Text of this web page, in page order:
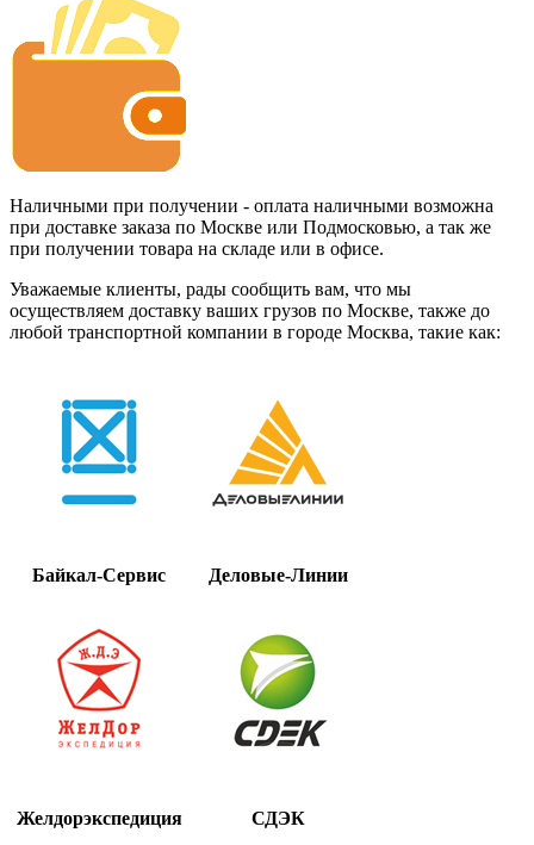
Наличными при получении - оплата наличными возможна
при доставке заказа по Москве или Подмосковью, а так же
при получении товара на складе или в офисе.
Уважаемые клиенты, рады сообщить вам, что мы
осуществляем доставку ваших грузов по Москве, также до
любой транспортной компании в городе Москва, такие как:
Байкал-Сервис Деловые-Линии
Желдорэкспедиция СДЭК